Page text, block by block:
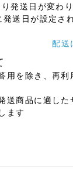
発送日が変わ
送日が設定さ
配送
用を除き、再
送商品に適し
ます